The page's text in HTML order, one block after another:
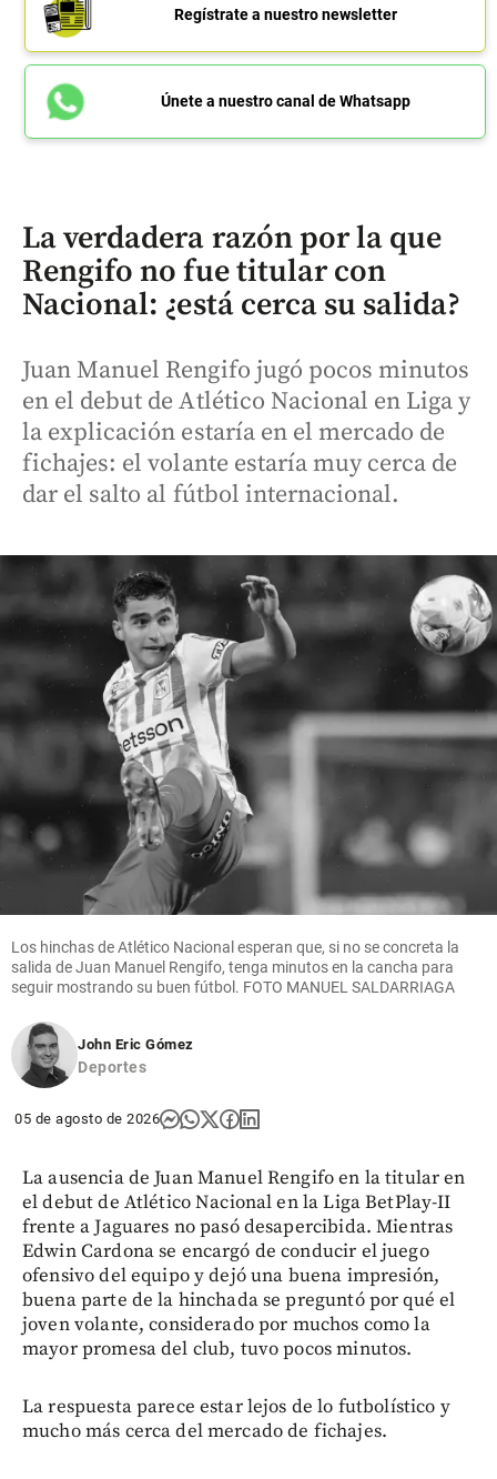
Regístrate a nuestro newsletter
Únete a nuestro canal de Whatsapp
La verdadera razón por la que
Rengifo no fue titular con
Nacional: ¿está cerca su salida?
Juan Manuel Rengifo jugó pocos minutos
en el debut de Atlético Nacional en Liga y
la explicación estaría en el mercado de
fichajes: el volante estaría muy cerca de
dar el salto al fútbol internacional.
Los hinchas de Atlético Nacional esperan que, si no se concreta la
salida de Juan Manuel Rengifo, tenga minutos en la cancha para
seguir mostrando su buen fútbol. FOTO MANUEL SALDARRIAGA
John Eric Gómez
Deportes
05 de agosto de 2026
La ausencia de Juan Manuel Rengifo en la titular en
el debut de Atlético Nacional en la Liga BetPlay-II
frente a Jaguares no pasó desapercibida. Mientras
Edwin Cardona se encargó de conducir el juego
ofensivo del equipo y dejó una buena impresión,
buena parte de la hinchada se preguntó por qué el
joven volante, considerado por muchos como la
mayor promesa del club, tuvo pocos minutos.
La respuesta parece estar lejos de lo futbolístico y
mucho más cerca del mercado de fichajes.